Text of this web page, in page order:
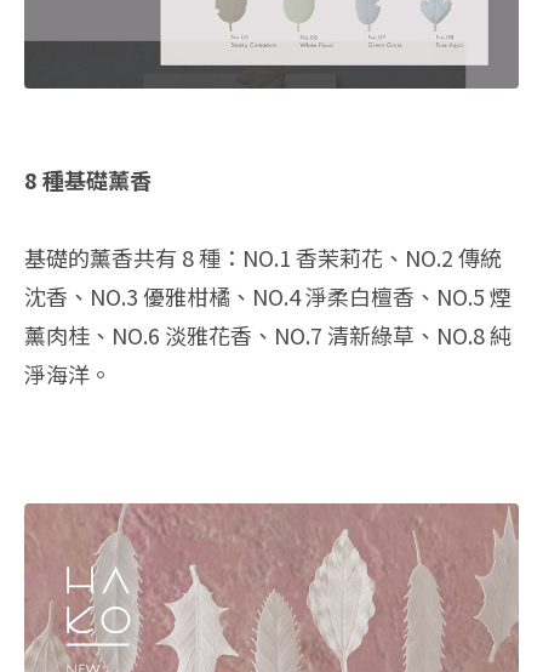
8 種基礎薰香
基礎的薰香共有 8 種：NO.1 香茉莉花、NO.2 傳統
沈香、NO.3 優雅柑橘、NO.4 淨柔白檀香、NO.5 煙
薰肉桂、NO.6 淡雅花香、NO.7 清新綠草、NO.8 純
淨海洋。